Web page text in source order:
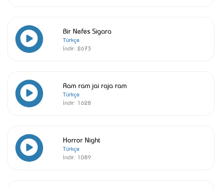
Bir Nefes Sigara
Türkçe
İndir: 2673
Ram ram jai raja ram
Türkçe
İndir: 1628
Horror Night
Türkçe
İndir: 1089